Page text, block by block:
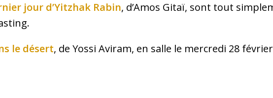
jour d’Yitzhak Rabin, d’Amos Gitaï, sont tout
le désert, de Yossi Aviram, en salle le mercredi 28